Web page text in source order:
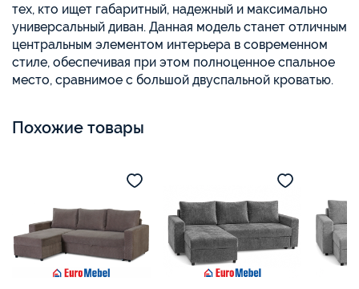
тех, кто ищет габаритный, надежный и максимально
универсальный диван. Данная модель станет отличным
центральным элементом интерьера в современном
стиле, обеспечивая при этом полноценное спальное
место, сравнимое с большой двуспальной кроватью.
Похожие товары